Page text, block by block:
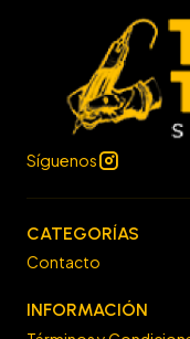
Síguenos
CATEGORÍAS
Contacto
INFORMACIÓN